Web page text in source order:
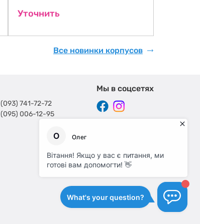
Уточнить
Все новинки корпусов
(093) 741-72-72
(095) 006-12-95
Мы в соцсетях